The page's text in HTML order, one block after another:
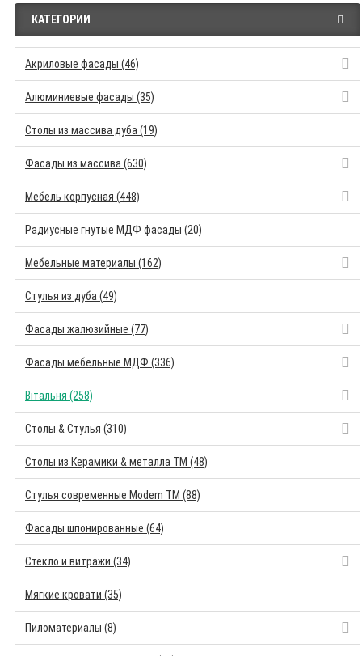
КАТЕГОРИИ
Акриловые фасады (46)
Алюминиевые фасады (35)
Столы из массива дуба (19)
Фасады из массива (630)
Мебель корпусная (448)
Радиусные гнутые МДФ фасады (20)
Мебельные материалы (162)
Стулья из дуба (49)
Фасады жалюзийные (77)
Фасады мебельные МДФ (336)
Вітальня (258)
Столы & Стулья (310)
Столы из Керамики & металла TM (48)
Стулья современные Modern TM (88)
Фасады шпонированные (64)
Стекло и витражи (34)
Мягкие кровати (35)
Пиломатериалы (8)